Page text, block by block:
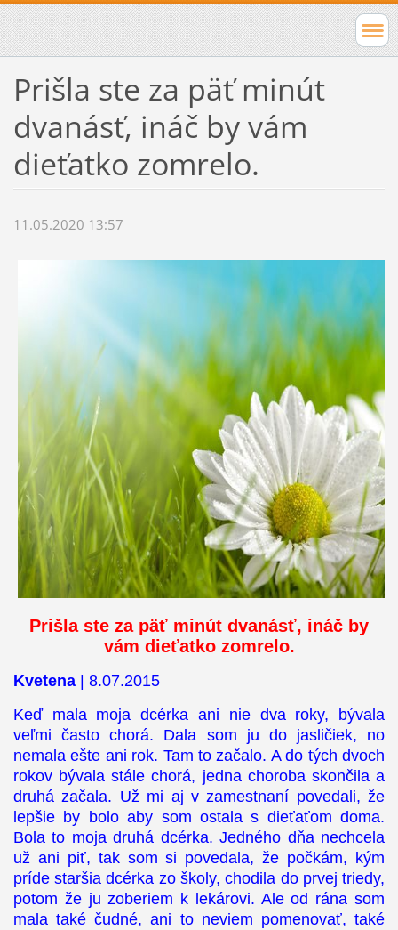
Prišla ste za päť minút
dvanásť, ináč by vám
dieťatko zomrelo.
11.05.2020 13:57
Prišla ste za päť minút dvanásť, ináč by
vám dieťatko zomrelo.
Kvetena
| 8.07.2015
Keď mala moja dcérka ani nie dva roky, bývala
veľmi často chorá. Dala som ju do jasličiek, no
nemala ešte ani rok. Tam to začalo. A do tých dvoch
rokov bývala stále chorá, jedna choroba skončila a
druhá začala. Už mi aj v zamestnaní povedali, že
lepšie by bolo aby som ostala s dieťaťom doma.
Bola to moja druhá dcérka. Jedného dňa nechcela
už ani piť, tak som si povedala, že počkám, kým
príde staršia dcérka zo školy, chodila do prvej triedy,
potom že ju zoberiem k lekárovi. Ale od rána som
mala také čudné, ani to neviem pomenovať, také